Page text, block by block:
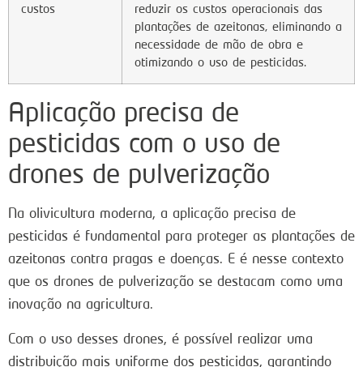
custos
reduzir os custos operacionais das
plantações de azeitonas, eliminando a
necessidade de mão de obra e
otimizando o uso de pesticidas.
Aplicação precisa de
pesticidas com o uso de
drones de pulverização
Na olivicultura moderna, a aplicação precisa de
pesticidas é fundamental para proteger as plantações de
azeitonas contra pragas e doenças. E é nesse contexto
que os drones de pulverização se destacam como uma
inovação na agricultura.
Com o uso desses drones, é possível realizar uma
distribuição mais uniforme dos pesticidas, garantindo